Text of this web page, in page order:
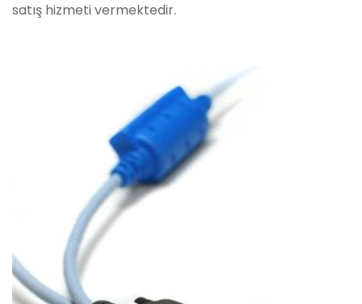
satış hizmeti vermektedir.